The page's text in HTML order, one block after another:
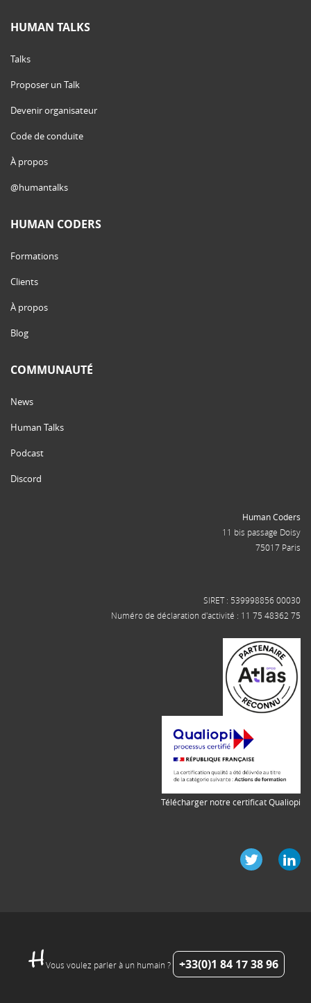
HUMAN TALKS
Talks
Proposer un Talk
Devenir organisateur
Code de conduite
À propos
@humantalks
HUMAN CODERS
Formations
Clients
À propos
Blog
COMMUNAUTÉ
News
Human Talks
Podcast
Discord
Human Coders
11 bis passage Doisy
75017 Paris
SIRET : 539998856 00030
Numéro de déclaration d'activité : 11 75 48362 75
Télécharger notre certificat Qualiopi
Vous voulez parler à un humain ? +33(0)1 84 17 38 96